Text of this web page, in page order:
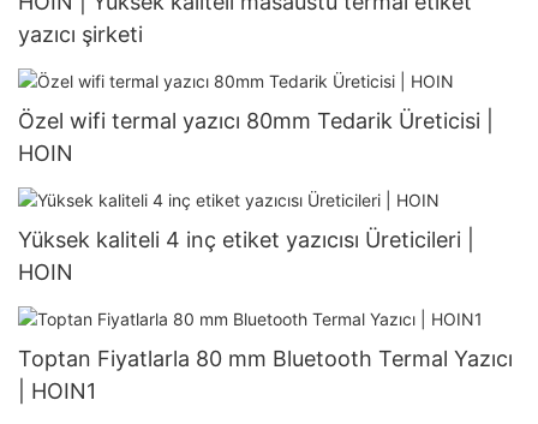
yazıcı şirketi
Özel wifi termal yazıcı 80mm Tedarik Üreticisi |
HOIN
Yüksek kaliteli 4 inç etiket yazıcısı Üreticileri |
HOIN
Toptan Fiyatlarla 80 mm Bluetooth Termal Yazıcı
| HOIN1